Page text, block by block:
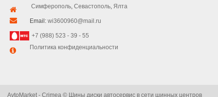
Симферополь, Севастополь, Ялта
Email: wi3600960@mail.ru
+7 (988) 523 - 39 - 55
Политика конфиденциальности
AvtoMarket - Crimea © Шины диски автосервис в сети шинных центров